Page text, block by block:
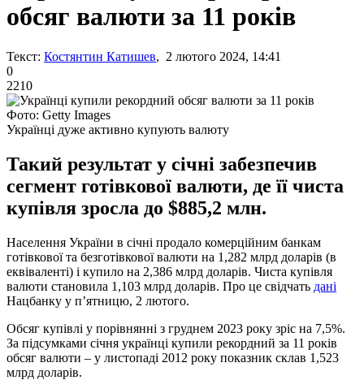
обсяг валюти за 11 років
Текст: Костянтин Катишев, 2 лютого 2024, 14:41
0
2210
Фото: Getty Images
Українці дуже активно купують валюту
Такий результат у січні забезпечив
сегмент готівкової валюти, де її чиста
купівля зросла до $885,2 млн.
Населення України в січні продало комерційним банкам
готівкової та безготівкової валюти на 1,282 млрд доларів (в
еквіваленті) і купило на 2,386 млрд доларів. Чиста купівля
валюти становила 1,103 млрд доларів. Про це свідчать дані
Нацбанку у п’ятницю, 2 лютого.
Обсяг купівлі у порівнянні з груднем 2023 року зріс на 7,5%.
За підсумками січня українці купили рекордний за 11 років
обсяг валюти – у листопаді 2012 року показник склав 1,523
млрд доларів.